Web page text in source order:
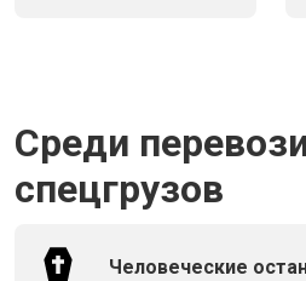
Среди
спецгрузов
Человеческие